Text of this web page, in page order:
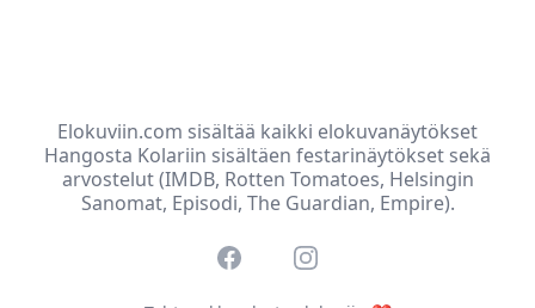
Elokuviin.com sisältää kaikki elokuvanäytökset
Hangosta Kolariin sisältäen festarinäytökset sekä
arvostelut (IMDB, Rotten Tomatoes, Helsingin
Sanomat, Episodi, The Guardian, Empire).
FacebookInstagram